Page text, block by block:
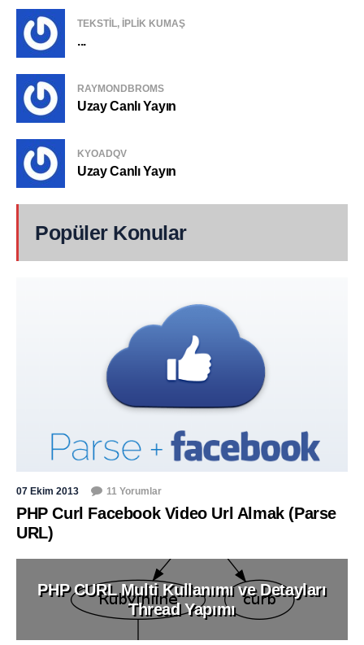
TEKSTIL, IPLIK KUMAŞ
...
RAYMONDBROMS
Uzay Canlı Yayın
KYOADQV
Uzay Canlı Yayın
Popüler Konular
07 Ekim 2013 11 Yorumlar
PHP Curl Facebook Video Url Almak (Parse
URL)
PHP CURL Multi Kullanımı ve Detayları
Thread Yapımı